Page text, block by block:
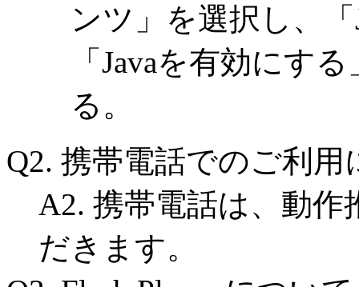
ンツ」を選択し、
「Javaを有効にす
る。
Q2. 携帯電話でのご利用
A2. 携帯電話は、動
だきます。